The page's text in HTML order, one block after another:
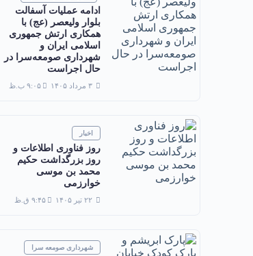
ادامه عملیات آسفالت
بلوار ولیعصر (عج) با
همکاری ارتش جمهوری
اسلامی ایران و
شهرداری صومعه‌سرا در
حال اجراست
۳ مرداد ۱۴۰۵ ۹:۰۵ ب.ظ
اخبار
روز فناوری اطلاعات و
روز بزرگداشت حکیم
محمد بن موسی
خوارزمی
۲۲ تیر ۱۴۰۵ ۹:۴۵ ق.ظ
شهرداری صومعه سرا